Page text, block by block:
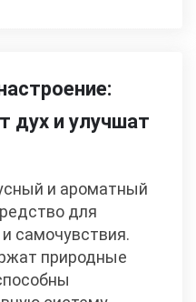
дух и улучшат
и ароматный
для
самочувствия.
природные